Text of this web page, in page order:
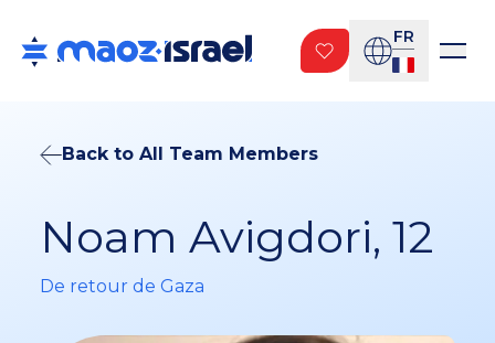
FR
Back to All Team Members
Noam Avigdori, 12
De retour de Gaza